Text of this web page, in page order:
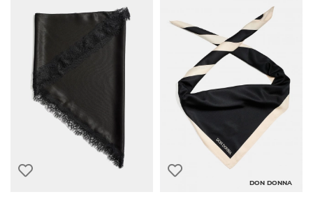
DON DONNA